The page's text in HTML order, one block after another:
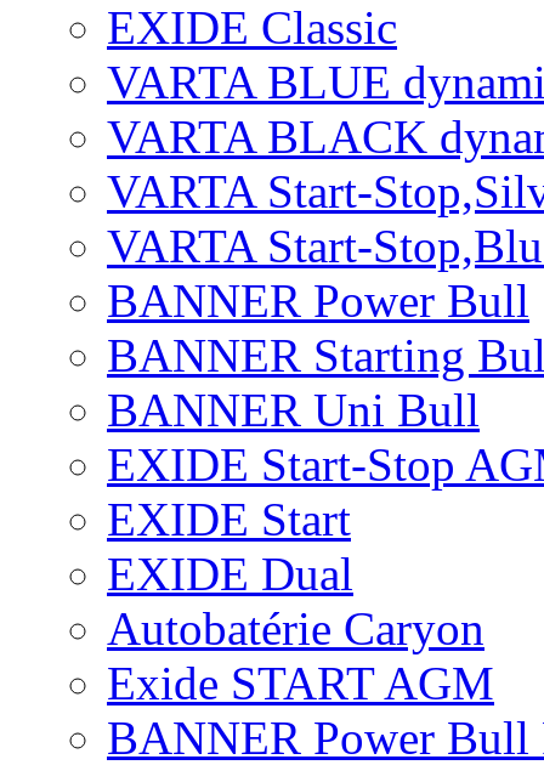
EXIDE Classic
VARTA BLUE
VARTA BLACK
VARTA Start-
VARTA Start-
BANNER Power Bull
BANNER Starting
BANNER Uni Bull
EXIDE Start-Stop
EXIDE Start
EXIDE Dual
Autobatérie Caryon
Exide START AGM
BANNER Power Bull